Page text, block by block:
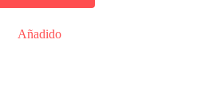
Añadido